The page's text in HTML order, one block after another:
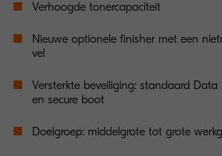
Verhoogde tonercapaciteit
Nieuwe optionele finisher met een
vel
Versterkte beveiliging: standaard Data
en secure boot
Doelgroep: middelgrote tot grote